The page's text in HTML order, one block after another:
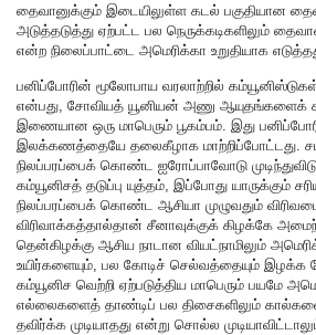
தைவானுக்கும் இடையிலுள்ள கடல் பகுதியான
அடுத்தடுத்து ஏற்பட்ட பல நெருக்கடிகளிலும்
என்ற நிலைப்பாட்டை அமெரிக்கா உறுதியாக
பனிப்போரின் மூலோபாய வரலாற்றில்
என்பது, சோவியத் யூனியன் அணு ஆயுதங்களைக்
இணையான ஒரு மாபெரும் பூகம்பம். இது
இலக்கணத்தையே தலைகீழாக மாற்றிப்போட்டது.
நிலப்பரப்பைக் கொண்ட ஐரோப்பாவோடு
கம்யூனிசத் தடுப்பு யுத்தம், இப்போது யாருக்கும்
நிலப்பரப்பைக் கொண்ட ஆசியா முழுவதும்
விரிவாக்கத்தால்தான் சீனாவுக்குக் கிழக்கே
தென்கிழக்கு ஆசிய நாடான வியட்நாமிலும்
உயிர்களையும், பல கோடிச் செல்வத்தையும் இழக்க
கம்யூனிச வெற்றி ஏற்படுத்திய மாபெரும் பயமே
எல்லைகளைத் தாண்டிப் பல திசைகளிலும்
தவிர்க்க முடியாதது என்று சொல்ல